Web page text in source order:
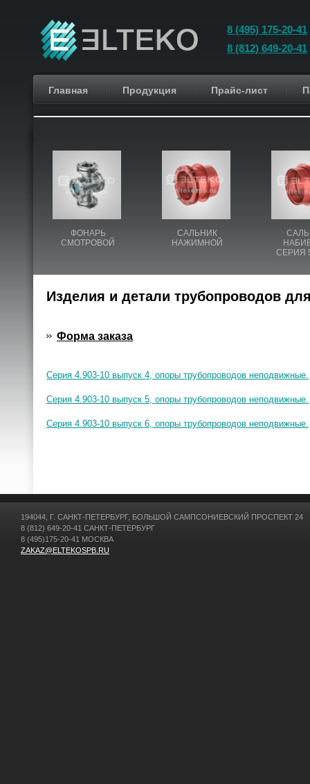
8 (495) 175-20-41
8 (812) 649-20-41
Главная Продукция Прайс-лист
ФОНАРЬ
СМОТРОВОЙ
САЛЬНИК
НАЖИМНОЙ
СЕРИЯ
Изделия и детали трубопроводов
Форма заказа
Серия 4.903-10 выпуск 4, опоры трубопроводов неподвижные.
Серия 4.903-10 выпуск 5, опоры трубопроводов неподвижные.
Серия 4.903-10 выпуск 6, опоры трубопроводов неподвижные.
194044, Г. САНКТ-ПЕТЕРБУРГ, БОЛЬШОЙ САМПСОНИЕВСКИЙ ПРОСПЕКТ 24
8 (812) 649-20-41 САНКТ-ПЕТЕРБУРГ
8 (495)175-20-41 МОСКВА
ZAKAZ@ELTEKOSPB.RU